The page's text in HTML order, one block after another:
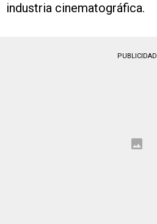
industria cinematográfica.
PUBLICIDAD